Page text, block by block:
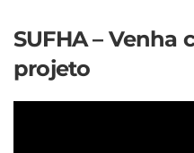
SUFHA – Venha
projeto